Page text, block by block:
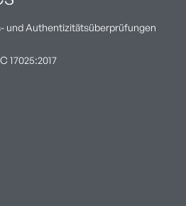
und Authentizitätsüberprüfungen
17025:2017